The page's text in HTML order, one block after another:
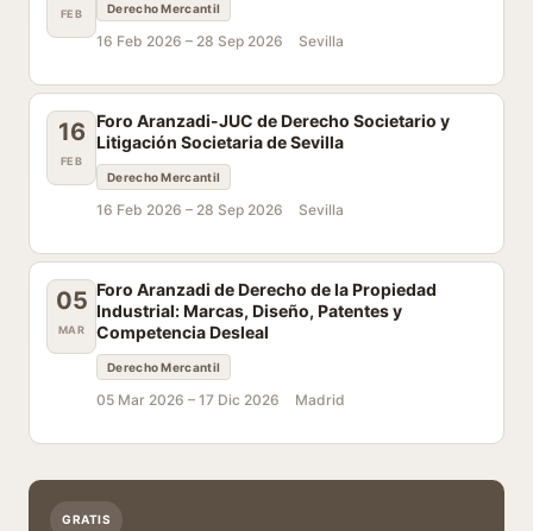
FEB Derecho Mercantil
16 Feb 2026 – 28 Sep 2026 Sevilla
16
FEB
Foro Aranzadi-JUC de Derecho Societario y
Litigación Societaria de Sevilla
Derecho Mercantil
16 Feb 2026 – 28 Sep 2026 Sevilla
05
MAR
Foro Aranzadi de Derecho de la Propiedad
Industrial: Marcas, Diseño, Patentes y
Competencia Desleal
Derecho Mercantil
05 Mar 2026 – 17 Dic 2026 Madrid
GRATIS